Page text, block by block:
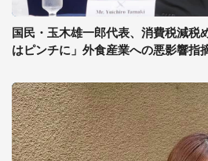
国民・玉木雄一郎代表、消費税減税
はピンチに」外食産業への悪影響指